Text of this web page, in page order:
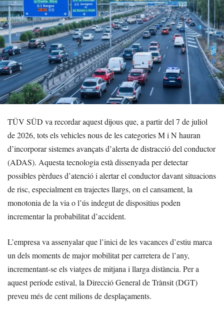
TÜV SÜD va recordar aquest dijous que, a partir del 7 de juliol
de 2026, tots els vehicles nous de les categories M i N hauran
d’incorporar sistemes avançats d’alerta de distracció del conductor
(ADAS). Aquesta tecnologia està dissenyada per detectar
possibles pèrdues d’atenció i alertar el conductor davant situacions
de risc, especialment en trajectes llargs, on el cansament, la
monotonia de la via o l’ús indegut de dispositius poden
incrementar la probabilitat d’accident.
L’empresa va assenyalar que l’inici de les vacances d’estiu marca
un dels moments de major mobilitat per carretera de l’any,
incrementant-se els viatges de mitjana i llarga distància. Per a
aquest període estival, la Direcció General de Trànsit (DGT)
preveu més de cent milions de desplaçaments.